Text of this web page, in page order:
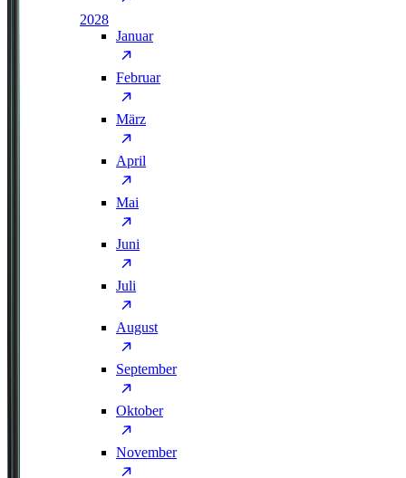
2028
Januar
Februar
März
April
Mai
Juni
Juli
August
September
Oktober
November